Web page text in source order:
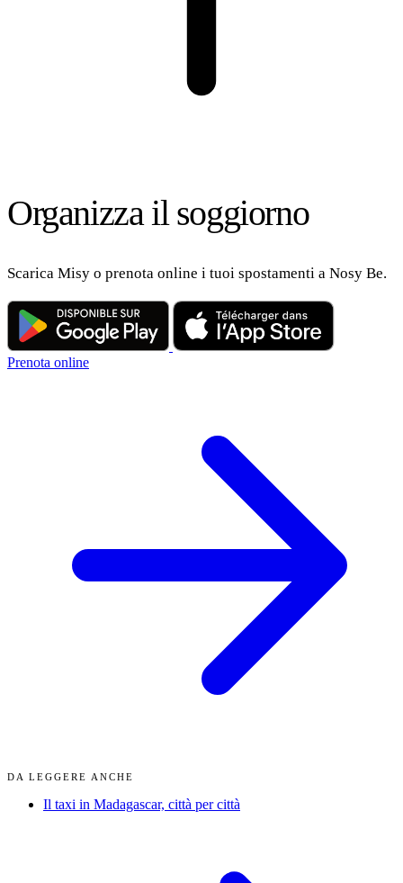
Organizza il soggiorno
Scarica Misy o prenota online i tuoi spostamenti a Nosy Be.
Prenota online
DA LEGGERE ANCHE
Il taxi in Madagascar, città per città